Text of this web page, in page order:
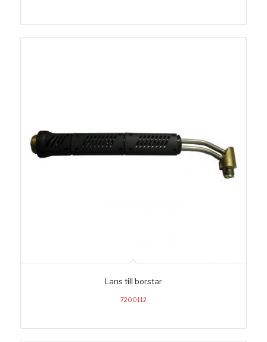
Lans till borstar
7200112